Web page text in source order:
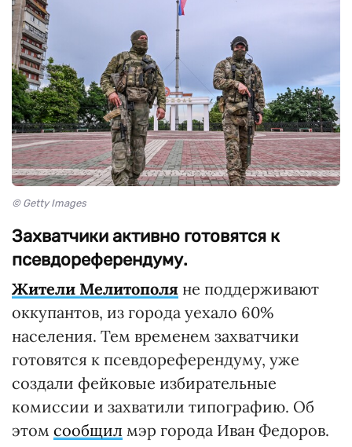
© Getty Images
Захватчики активно готовятся к
псевдореферендуму.
Жители Мелитополя не поддерживают
оккупантов, из города уехало 60%
населения. Тем временем захватчики
готовятся к псевдореферендуму, уже
создали фейковые избирательные
комиссии и захватили типографию. Об
этом сообщил мэр города Иван Федоров.